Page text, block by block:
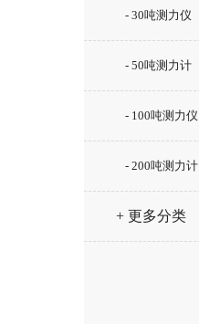
- 30吨测力仪
- 50吨测力计
- 100吨测力仪
- 200吨测力计
+ 更多分类